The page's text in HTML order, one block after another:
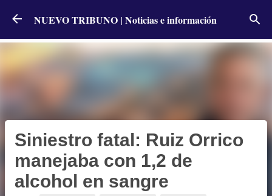
Ir al contenido principal
NUEVO TRIBUNO | Noticias e información
Siniestro fatal: Ruiz Orrico
manejaba con 1,2 de
alcohol en sangre